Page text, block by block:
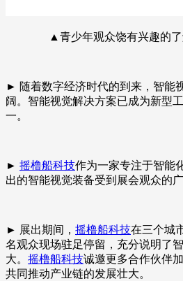
▲青少年观众饶有兴趣的
► 随着数字经济时代的到来，智能
阔。智能视觉解决方案已成为新型
一。
► 摇橹船科技作为一家专注于智能
出的智能视觉装备受到展会观众的
► 展出期间， 摇橹船科技在三个城
名观众现场驻足停留，充分说明了
大。 摇橹船科技诚邀更多合作伙伴
共同推动产业链的发展壮大。